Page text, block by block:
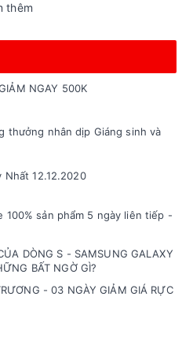
thêm
NGAY 500K
thưởng nhân dịp Giáng sinh và
Nhất 12.12.2020
100% sản phẩm 5 ngày liên tiếp -
DÒNG S - SAMSUNG GALAXY
BẤT NGỜ GÌ?
- 03 NGÀY GIẢM GIÁ RỰC